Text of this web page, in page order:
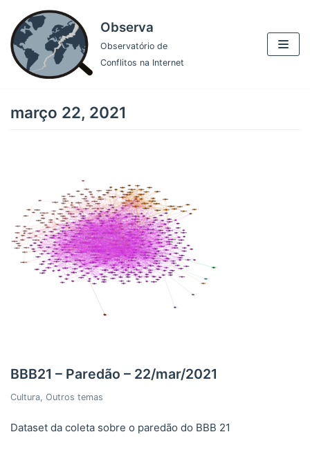
Pular
para
o
conteúdo
Observa
Observatório de
Conflitos na Internet
março 22, 2021
BBB21 – Paredão – 22/mar/2021
Cultura, Outros temas
Dataset da coleta sobre o paredão do BBB 21